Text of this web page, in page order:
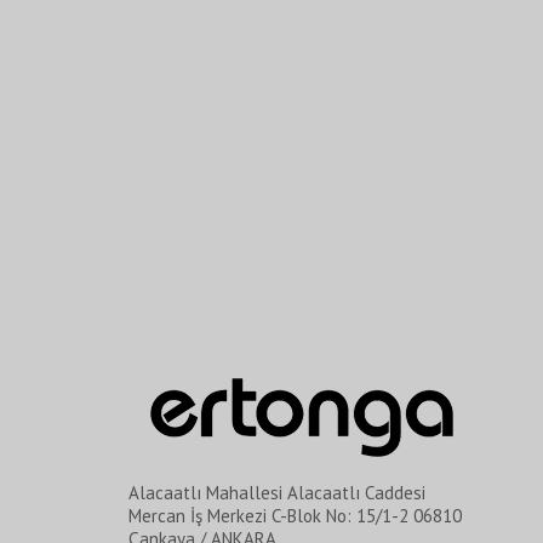
Alacaatlı Mahallesi Alacaatlı Caddesi
Mercan İş Merkezi C-Blok No: 15/1-2 06810